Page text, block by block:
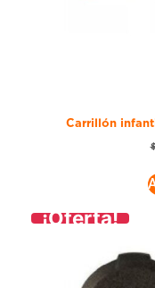
Carrillón
$
¡Oferta!